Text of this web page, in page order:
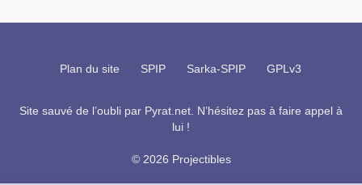
Plan du site SPIP Sarka-SPIP GPLv3
Site sauvé de l’oubli par Pyrat.net. N’hésitez pas à faire appel à
lui !
© 2026 Projectibles